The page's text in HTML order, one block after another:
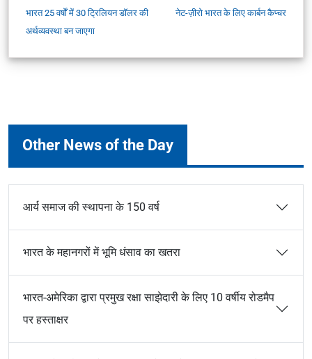
भारत 25 वर्षों में 30 ट्रिलियन डॉलर की
अर्थव्यवस्था बन जाएगा
नेट-ज़ीरो भारत के लिए कार्बन कैप्चर
Other News of the Day
आर्य समाज की स्थापना के 150 वर्ष
भारत के महानगरों में भूमि धंसाव का खतरा
भारत-अमेरिका द्वारा प्रमुख रक्षा साझेदारी के लिए 10 वर्षीय रोडमैप
पर हस्ताक्षर